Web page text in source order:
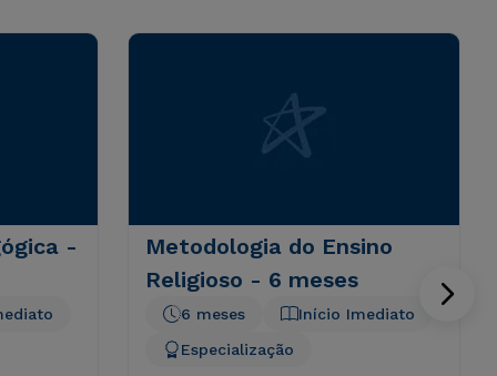
-
Metodologia do Ensino
Religioso - 6 meses
Início Imediato
6 meses
Especialização